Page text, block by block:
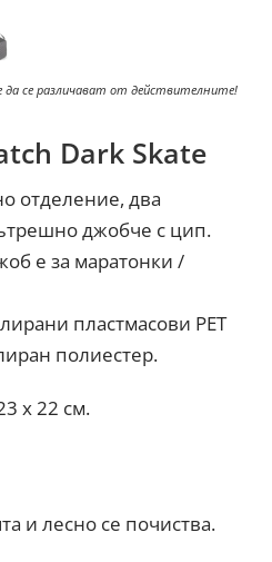
се различават от действителните!
Dark Skate
отделение, два
джобче с цип.
е за маратонки /
пластмасови PET
полиестер.
x 22 см.
и лесно се почиства.